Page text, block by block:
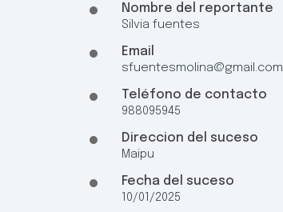
Nombre del reportante
Silvia fuentes
Email
sfuentesmolina@gmail.com
Teléfono de contacto
988095945
Direccion del suceso
Maipu
Fecha del suceso
10/01/2025